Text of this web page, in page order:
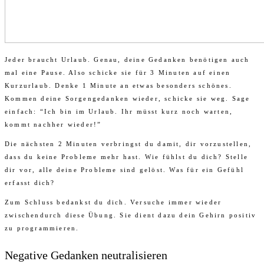
Jeder braucht Urlaub. Genau, deine Gedanken benötigen auch
mal eine Pause. Also schicke sie für 3 Minuten auf einen
Kurzurlaub. Denke 1 Minute an etwas besonders schönes.
Kommen deine Sorgengedanken wieder, schicke sie weg. Sage
einfach: “Ich bin im Urlaub. Ihr müsst kurz noch warten,
kommt nachher wieder!”
Die nächsten 2 Minuten verbringst du damit, dir vorzustellen,
dass du keine Probleme mehr hast. Wie fühlst du dich? Stelle
dir vor, alle deine Probleme sind gelöst. Was für ein Gefühl
erfasst dich?
Zum Schluss bedankst du dich. Versuche immer wieder
zwischendurch diese Übung. Sie dient dazu dein Gehirn positiv
zu programmieren.
Negative Gedanken neutralisieren